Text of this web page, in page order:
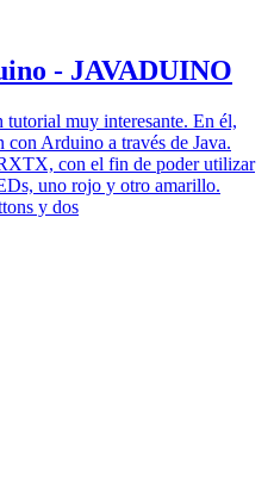
- JAVADUINO
tutorial muy interesante. En él,
con Arduino a través de Java.
con el fin de poder utilizar
uno rojo y otro amarillo.
y dos